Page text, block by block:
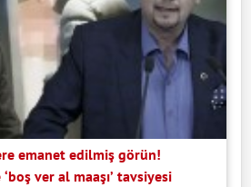
emanet edilmiş görün!
ver al maaşı’ tavsiyesi